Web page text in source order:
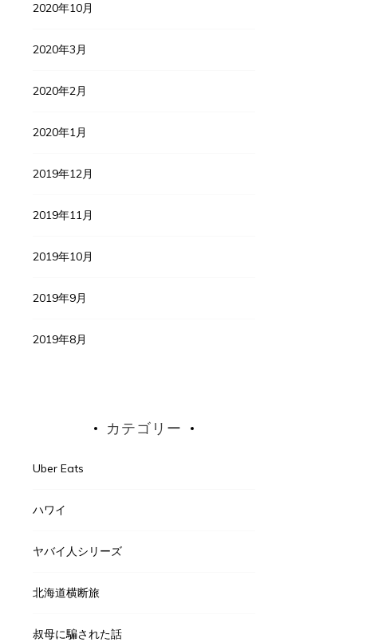
2020年10月
2020年3月
2020年2月
2020年1月
2019年12月
2019年11月
2019年10月
2019年9月
2019年8月
カテゴリー
Uber Eats
ハワイ
ヤバイ人シリーズ
北海道横断旅
叔母に騙された話